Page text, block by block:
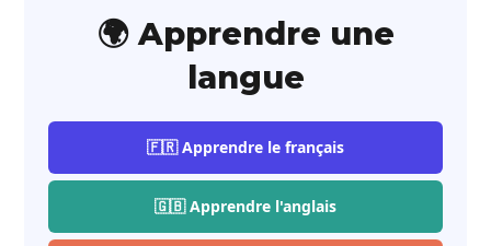
🌍 Apprendre une
langue
🇫🇷 Apprendre le français
🇬🇧 Apprendre l'anglais